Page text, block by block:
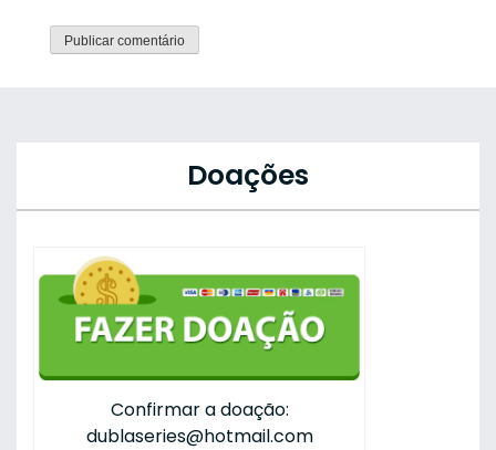
Doações
Confirmar a doação:
dublaseries@hotmail.com